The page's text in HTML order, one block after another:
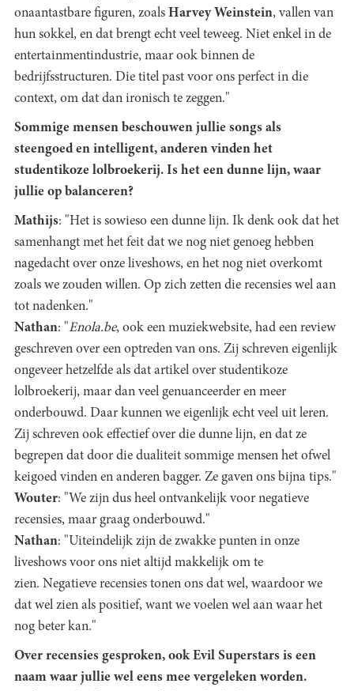
onaantastbare figuren, zoals Harvey Weinstein, vallen van
hun sokkel, en dat brengt echt veel teweeg. Niet enkel in de
entertainmentindustrie, maar ook binnen de
bedrijfsstructuren. Die titel past voor ons perfect in die
context, om dat dan ironisch te zeggen."
Sommige mensen beschouwen jullie songs als
steengoed en intelligent, anderen vinden het
studentikoze lolbroekerij. Is het een dunne lijn, waar
jullie op balanceren?
Mathijs: "Het is sowieso een dunne lijn. Ik denk ook dat het
samenhangt met het feit dat we nog niet genoeg hebben
nagedacht over onze liveshows, en het nog niet overkomt
zoals we zouden willen. Op zich zetten die recensies wel aan
tot nadenken."
Nathan: "Enola.be, ook een muziekwebsite, had een review
geschreven over een optreden van ons. Zij schreven eigenlijk
ongeveer hetzelfde als dat artikel over studentikoze
lolbroekerij, maar dan veel genuanceerder en meer
onderbouwd. Daar kunnen we eigenlijk echt veel uit leren.
Zij schreven ook effectief over die dunne lijn, en dat ze
begrepen dat door die dualiteit sommige mensen het ofwel
keigoed vinden en anderen bagger. Ze gaven ons bijna tips."
Wouter: "We zijn dus heel ontvankelijk voor negatieve
recensies, maar graag onderbouwd."
Nathan: "Uiteindelijk zijn de zwakke punten in onze
liveshows voor ons niet altijd makkelijk om te
zien. Negatieve recensies tonen ons dat wel, waardoor we
dat wel zien als positief, want we voelen wel aan waar het
nog beter kan."
Over recensies gesproken, ook Evil Superstars is een
naam waar jullie wel eens mee vergeleken worden.